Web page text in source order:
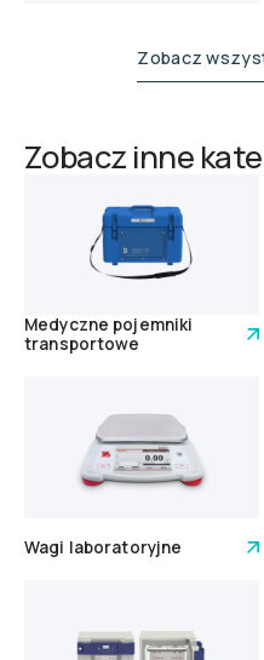
Zobacz
Zobacz inne
Medyczne pojemniki
transportowe
Wagi laboratoryjne